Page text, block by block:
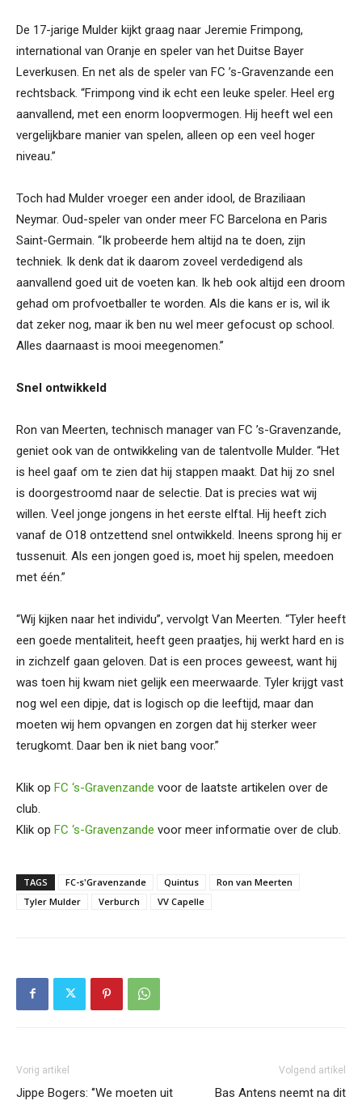
De 17-jarige Mulder kijkt graag naar Jeremie Frimpong,
international van Oranje en speler van het Duitse Bayer
Leverkusen. En net als de speler van FC ’s-Gravenzande een
rechtsback. “Frimpong vind ik echt een leuke speler. Heel erg
aanvallend, met een enorm loopvermogen. Hij heeft wel een
vergelijkbare manier van spelen, alleen op een veel hoger
niveau.”
Toch had Mulder vroeger een ander idool, de Braziliaan
Neymar. Oud-speler van onder meer FC Barcelona en Paris
Saint-Germain. “Ik probeerde hem altijd na te doen, zijn
techniek. Ik denk dat ik daarom zoveel verdedigend als
aanvallend goed uit de voeten kan. Ik heb ook altijd een droom
gehad om profvoetballer te worden. Als die kans er is, wil ik
dat zeker nog, maar ik ben nu wel meer gefocust op school.
Alles daarnaast is mooi meegenomen.”
Snel ontwikkeld
Ron van Meerten, technisch manager van FC ’s-Gravenzande,
geniet ook van de ontwikkeling van de talentvolle Mulder. “Het
is heel gaaf om te zien dat hij stappen maakt. Dat hij zo snel
is doorgestroomd naar de selectie. Dat is precies wat wij
willen. Veel jonge jongens in het eerste elftal. Hij heeft zich
vanaf de O18 ontzettend snel ontwikkeld. Ineens sprong hij er
tussenuit. Als een jongen goed is, moet hij spelen, meedoen
met één.”
“Wij kijken naar het individu”, vervolgt Van Meerten. “Tyler heeft
een goede mentaliteit, heeft geen praatjes, hij werkt hard en is
in zichzelf gaan geloven. Dat is een proces geweest, want hij
was toen hij kwam niet gelijk een meerwaarde. Tyler krijgt vast
nog wel een dipje, dat is logisch op die leeftijd, maar dan
moeten wij hem opvangen en zorgen dat hij sterker weer
terugkomt. Daar ben ik niet bang voor.”
Klik op FC ‘s-Gravenzande voor de laatste artikelen over de
club.
Klik op FC ‘s-Gravenzande voor meer informatie over de club.
TAGS FC-s'Gravenzande Quintus
Ron van Meerten
Tyler Mulder
Verburch VV Capelle
Vorig artikel
Jippe Bogers: ‘’We moeten uit
Volgend artikel
Bas Antens neemt na dit